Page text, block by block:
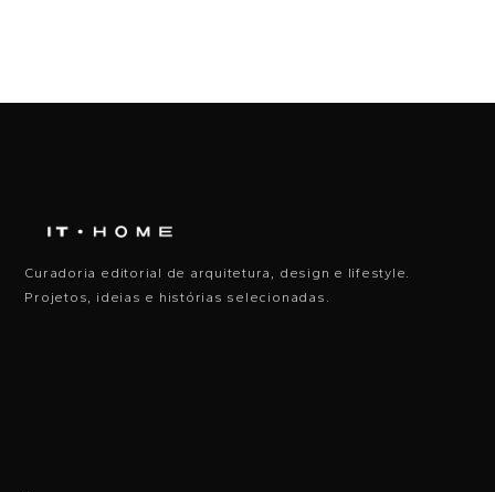
Curadoria editorial de arquitetura, design e lifestyle.
Projetos, ideias e histórias selecionadas.